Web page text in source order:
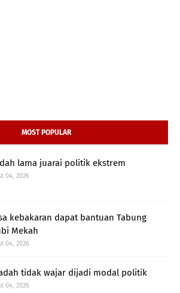
MOST POPULAR
lama juarai politik ekstrem
04, 2026
kebakaran dapat bantuan Tabung
Mekah
04, 2026
tidak wajar dijadi modal politik
04, 2026